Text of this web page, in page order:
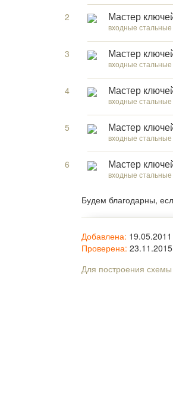
2
Мастер
входные стальные
3
Мастер
входные стальные
4
Мастер
входные стальные
5
Мастер
входные стальные
6
Мастер
входные стальные
Будем благодарны,
Добавлена: 19.05.2011
Проверена: 23.11.2015
Для построения